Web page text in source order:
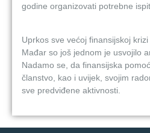
godine organizovati potrebne
Uprkos sve većoj finansijskoj
Mađar so još jednom je usvojilo
Nadamo se, da finansijska
članstvo, kao i uvijek, svojim
sve predviđene aktivnosti.